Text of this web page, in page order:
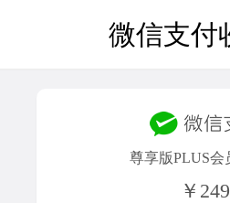
微信支付
尊享版PLUS会
￥249